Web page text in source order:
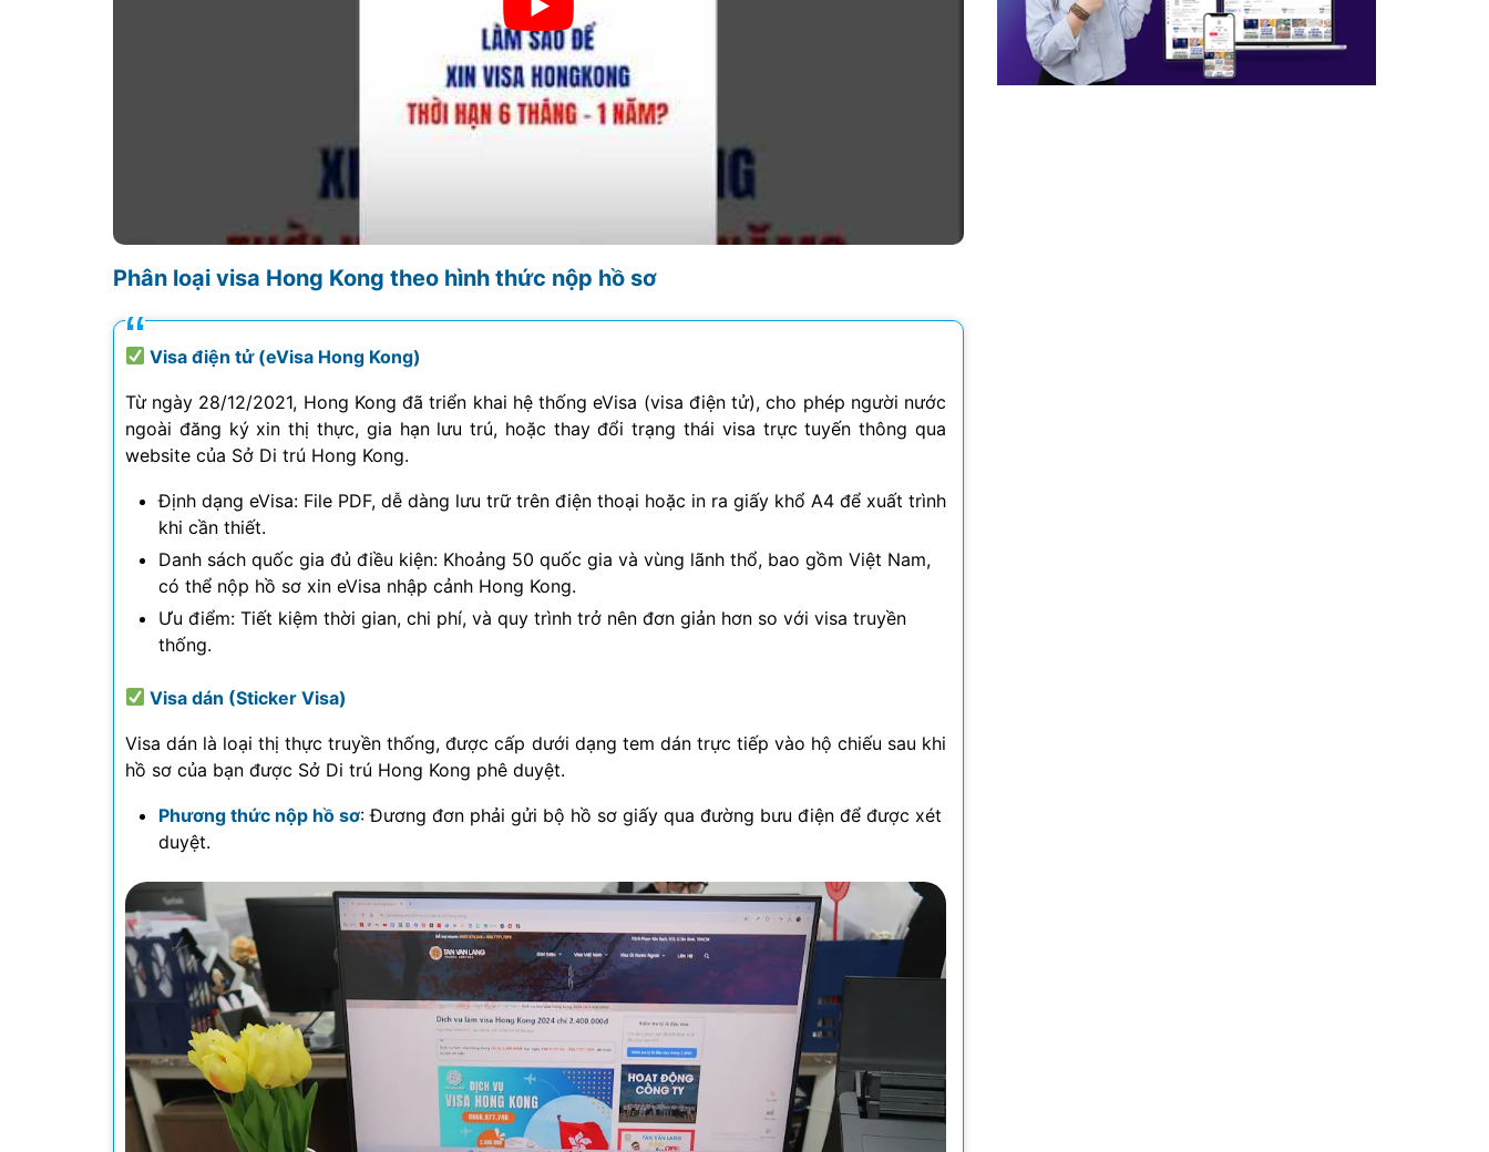
Phân loại visa Hong Kong theo hình thức nộp hồ sơ
Visa điện tử (eVisa Hong Kong)
Từ ngày 28/12/2021, Hong Kong đã triển khai hệ thống eVisa (visa điện tử), cho phép người nước
ngoài đăng ký xin thị thực, gia hạn lưu trú, hoặc thay đổi trạng thái visa trực tuyến thông qua
website của Sở Di trú Hong Kong.
Định dạng eVisa: File PDF, dễ dàng lưu trữ trên điện thoại hoặc in ra giấy khổ A4 để xuất trình
khi cần thiết.
Danh sách quốc gia đủ điều kiện: Khoảng 50 quốc gia và vùng lãnh thổ, bao gồm Việt Nam,
có thể nộp hồ sơ xin eVisa nhập cảnh Hong Kong.
Ưu điểm: Tiết kiệm thời gian, chi phí, và quy trình trở nên đơn giản hơn so với visa truyền
thống.
Visa dán (Sticker Visa)
Visa dán là loại thị thực truyền thống, được cấp dưới dạng tem dán trực tiếp vào hộ chiếu sau khi
hồ sơ của bạn được Sở Di trú Hong Kong phê duyệt.
Phương thức nộp hồ sơ: Đương đơn phải gửi bộ hồ sơ giấy qua đường bưu điện để được xét
duyệt.